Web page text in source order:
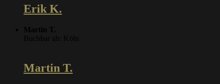
Erik K.
Martin T.
Buchbar ab: Köln
Martin T.